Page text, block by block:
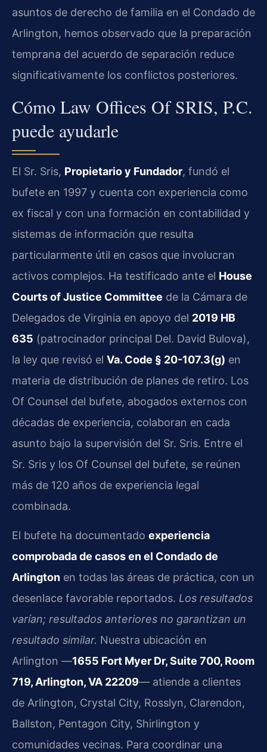
asuntos de derecho de familia en el Condado de
Arlington, hemos observado que la preparación
temprana del acuerdo de separación reduce
significativamente los conflictos posteriores.
Cómo Law Offices Of SRIS, P.C.
puede ayudarle
El Sr. Sris, Propietario y Fundador, fundó el
bufete en 1997 y cuenta con experiencia como
ex fiscal y con una formación en contabilidad y
sistemas de información que resulta
particularmente útil en casos que involucran
activos complejos. Ha testificado ante el House
Courts of Justice Committee de la Cámara de
Delegados de Virginia en apoyo del 2019 HB
635 (patrocinador principal Del. David Bulova),
la ley que revisó el Va. Code § 20-107.3(g) en
materia de distribución de planes de retiro. Los
Of Counsel del bufete, abogados externos con
décadas de experiencia, colaboran en cada
asunto bajo la supervisión del Sr. Sris. Entre el
Sr. Sris y los Of Counsel del bufete, se reúnen
más de 120 años de experiencia legal
combinada.
El bufete ha documentado experiencia
comprobada de casos en el Condado de
Arlington en todas las áreas de práctica, con un
desenlace favorable reportados. Los resultados
varían; resultados anteriores no garantizan un
resultado similar. Nuestra ubicación en
Arlington —1655 Fort Myer Dr, Suite 700, Room
719, Arlington, VA 22209— atiende a clientes
de Arlington, Crystal City, Rosslyn, Clarendon,
Ballston, Pentagon City, Shirlington y
comunidades vecinas. Para coordinar una